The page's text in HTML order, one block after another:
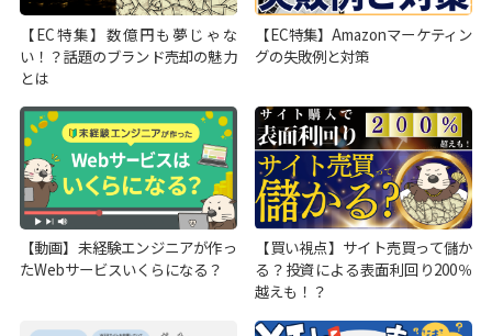
【EC特集】数億円も夢じゃな
い！？話題のブランド売却の魅力
とは
【EC特集】Amazonマーケティン
グの失敗例と対策
【動画】未経験エンジニアが作っ
たWebサービスいくらになる？
【買い視点】サイト売買って儲か
る？投資による表面利回り200％
越えも！？